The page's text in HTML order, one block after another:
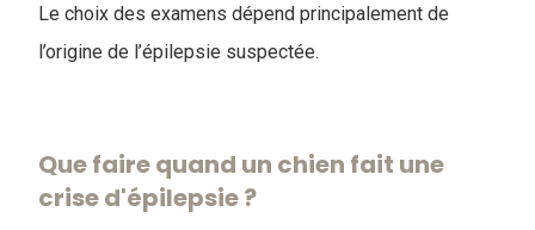
Le choix des examens dépend principalement de
l’origine de l’épilepsie suspectée.
Que faire quand un chien fait une
crise d'épilepsie ?